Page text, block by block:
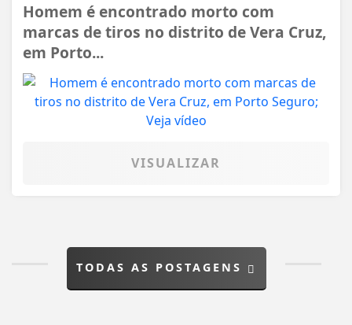
Homem é encontrado morto com
marcas de tiros no distrito de Vera Cruz,
em Porto...
VISUALIZAR
TODAS AS POSTAGENS